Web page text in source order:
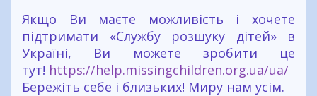
Якщо Ви маєте можливість і хочете
підтримати «Службу розшуку дітей» в
Україні, Ви можете зробити це
тут! https://help.missingchildren.org.ua/ua/
Бережіть себе і близьких! Миру нам усім.